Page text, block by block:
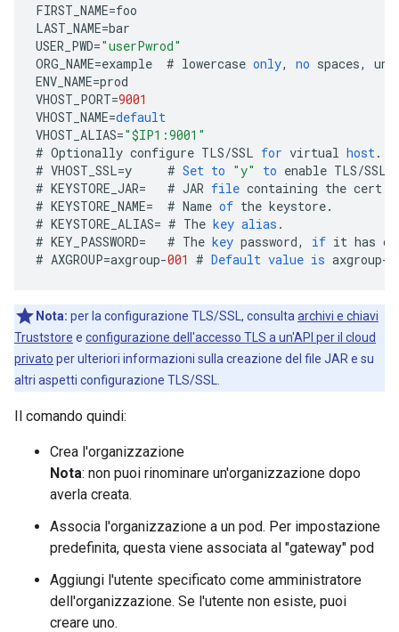
FIRST_NAME=foo
LAST_NAME=bar
USER_PWD="userPwrod"
ORG_NAME=example # lowercase only, no spaces,
ENV_NAME=prod
VHOST_PORT=9001
VHOST_NAME=default
VHOST_ALIAS="$IP1:9001"
# Optionally configure TLS/SSL for virtual host.
# VHOST_SSL=y # Set to "y" to enable TLS/SSL
# KEYSTORE_JAR= # JAR file containing the cert
# KEYSTORE_NAME= # Name of the keystore.
# KEYSTORE_ALIAS= # The key alias .
# KEY_PASSWORD= # The key password, if it has
# AXGROUP=axgroup-001 # Default value is axgroup-
Nota: per la configurazione TLS/SSL, consulta archivi e chiavi
Truststore e configurazione dell'accesso TLS a un'API per il cloud
privato per ulteriori informazioni sulla creazione del file JAR e su
altri aspetti configurazione TLS/SSL.
Il comando quindi:
Crea l'organizzazione
Nota: non puoi rinominare un'organizzazione dopo
averla creata.
Associa l'organizzazione a un pod. Per impostazione
predefinita, questa viene associata al "gateway" pod
Aggiungi l'utente specificato come amministratore
dell'organizzazione. Se l'utente non esiste, puoi
creare uno.